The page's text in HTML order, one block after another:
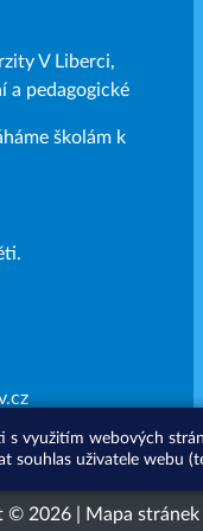
V Liberci,
a pedagogické
školám k
© 2026 | Mapa stránek
s využitím webových
souhlas uživatele webu